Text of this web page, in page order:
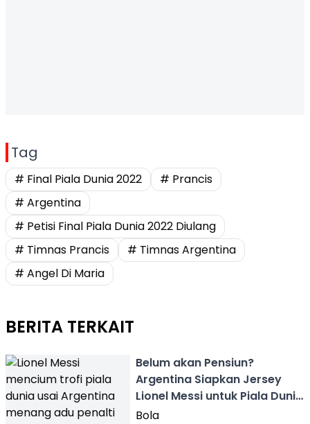
Tag
# Final Piala Dunia 2022
# Prancis
# Argentina
# Petisi Final Piala Dunia 2022 Diulang
# Timnas Prancis
# Timnas Argentina
# Angel Di Maria
BERITA TERKAIT
Belum akan Pensiun?
Argentina Siapkan Jersey
Lionel Messi untuk Piala Dunia
2026
Bola